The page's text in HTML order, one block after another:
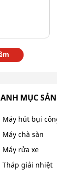
MỤC
Máy hút bụi
Máy chà sàn
Máy rửa xe
Tháp giải nhiệt